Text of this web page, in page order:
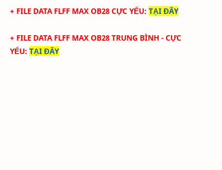
+ FILE DATA FLFF MAX OB28 CỰC YẾU: TẠI ĐÂY
+ FILE DATA FLFF MAX OB28 TRUNG BÌNH - CỰC
YẾU: TẠI ĐÂY